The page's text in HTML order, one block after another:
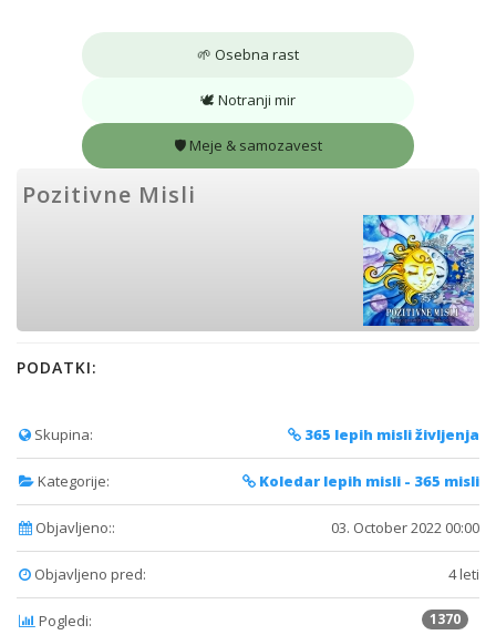
🌱 Osebna rast
🕊️ Notranji mir
🛡️ Meje & samozavest
Pozitivne Misli
PODATKI:
Skupina: 365 lepih misli življenja
Kategorije: Koledar lepih misli - 365 misli
Objavljeno:: 03. October 2022 00:00
Objavljeno pred: 4 leti
Pogledi: 1370